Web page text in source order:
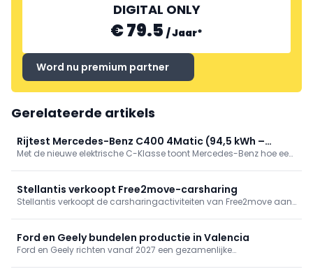
DIGITAL ONLY
€ 79.5 /Jaar*
Word nu premium partner
Gerelateerde artikels
Rijtest Mercedes-Benz C400 4Matic (94,5 kWh –
360 kW/489 pk)
Met de nieuwe elektrische C-Klasse toont Mercedes-Benz hoe een
prestaties, efficiëntie, comfort en technologie.
Stellantis verkoopt Free2move-carsharing
Stellantis verkoopt de carsharingactiviteiten van Free2move aan
tegen eind 2026 worden afgerond.
Ford en Geely bundelen productie in Valencia
Ford en Geely richten vanaf 2027 een gezamenlijke